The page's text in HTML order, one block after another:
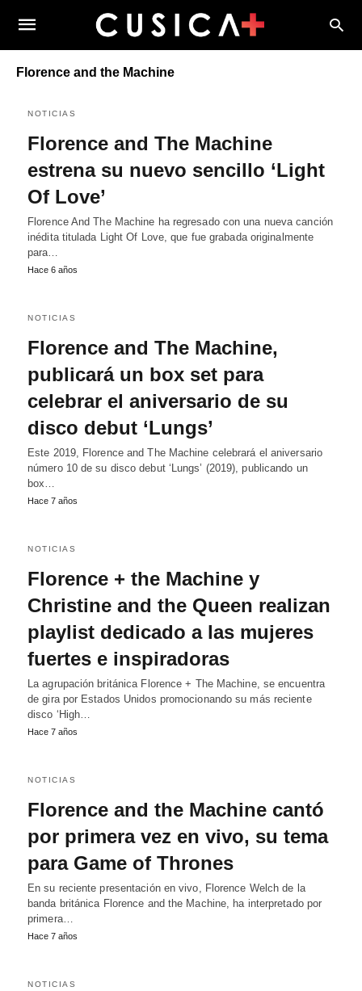
Florence and the Machine
NOTICIAS
Florence and The Machine
estrena su nuevo sencillo ‘Light
Of Love’
Florence And The Machine ha regresado con una nueva canción
inédita titulada Light Of Love, que fue grabada originalmente
para…
Hace 6 años
NOTICIAS
Florence and The Machine,
publicará un box set para
celebrar el aniversario de su
disco debut ‘Lungs’
Este 2019, Florence and The Machine celebrará el aniversario
número 10 de su disco debut ‘Lungs’ (2019), publicando un
box…
Hace 7 años
NOTICIAS
Florence + the Machine y
Christine and the Queen realizan
playlist dedicado a las mujeres
fuertes e inspiradoras
La agrupación británica Florence + The Machine, se encuentra
de gira por Estados Unidos promocionando su más reciente
disco ‘High…
Hace 7 años
NOTICIAS
Florence and the Machine cantó
por primera vez en vivo, su tema
para Game of Thrones
En su reciente presentación en vivo, Florence Welch de la
banda británica Florence and the Machine, ha interpretado por
primera…
Hace 7 años
NOTICIAS